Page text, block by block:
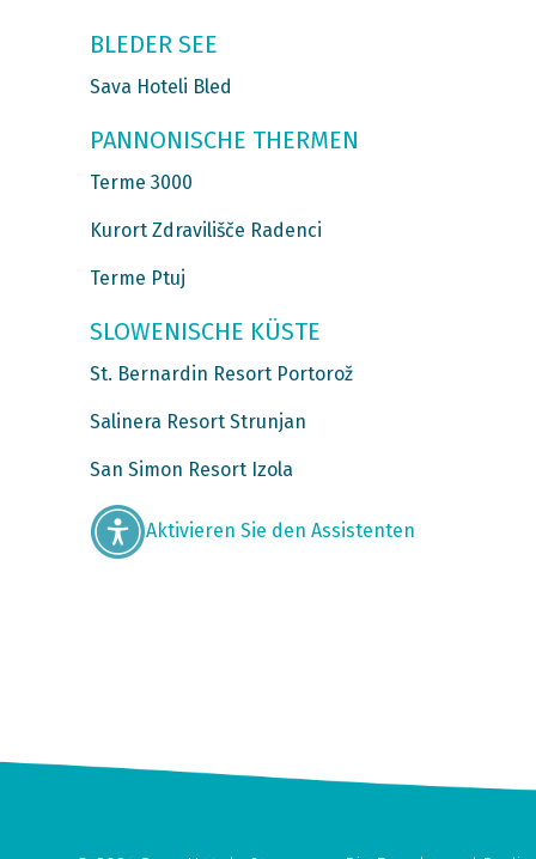
BLEDER SEE
Sava Hoteli Bled
PANNONISCHE THERMEN
Terme 3000
Kurort Zdravilišče Radenci
Terme Ptuj
SLOWENISCHE KÜSTE
St. Bernardin Resort Portorož
Salinera Resort Strunjan
San Simon Resort Izola
Aktivieren Sie den Assistenten